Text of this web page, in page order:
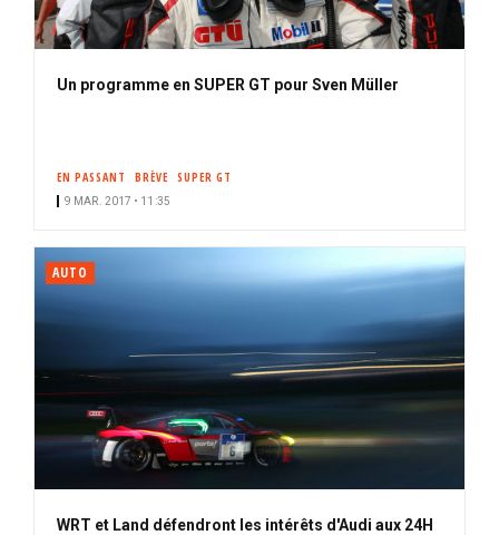
Un programme en SUPER GT pour Sven Müller
EN PASSANT BRÈVE SUPER GT
9 MAR. 2017 • 11:35
AUTO
WRT et Land défendront les intérêts d'Audi aux 24H